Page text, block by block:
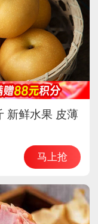
新鲜水果 皮薄
马上抢